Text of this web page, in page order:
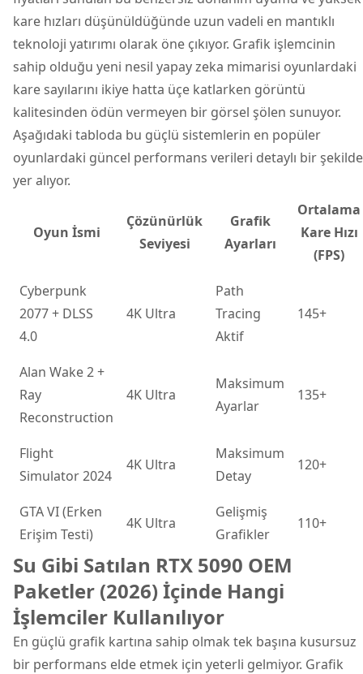
kare hızları düşünüldüğünde uzun vadeli en mantıklı
teknoloji yatırımı olarak öne çıkıyor. Grafik işlemcinin
sahip olduğu yeni nesil yapay zeka mimarisi oyunlardaki
kare sayılarını ikiye hatta üçe katlarken görüntü
kalitesinden ödün vermeyen bir görsel şölen sunuyor.
Aşağıdaki tabloda bu güçlü sistemlerin en popüler
oyunlardaki güncel performans verileri detaylı bir şekilde
yer alıyor.
Oyun İsmi
Çözünürlük
Seviyesi
Grafik
Ayarları
Ortalama
Kare Hızı
(FPS)
Cyberpunk
2077 + DLSS
4.0
4K Ultra
Path
Tracing
Aktif
145+
Alan Wake 2 +
Ray
Reconstruction
4K Ultra
Maksimum
Ayarlar
135+
Flight
Simulator 2024
4K Ultra
Maksimum
Detay
120+
GTA VI (Erken
Erişim Testi)
4K Ultra
Gelişmiş
Grafikler
110+
Su Gibi Satılan RTX 5090 OEM
Paketler (2026) İçinde Hangi
İşlemciler Kullanılıyor
En güçlü grafik kartına sahip olmak tek başına kusursuz
bir performans elde etmek için yeterli gelmiyor. Grafik